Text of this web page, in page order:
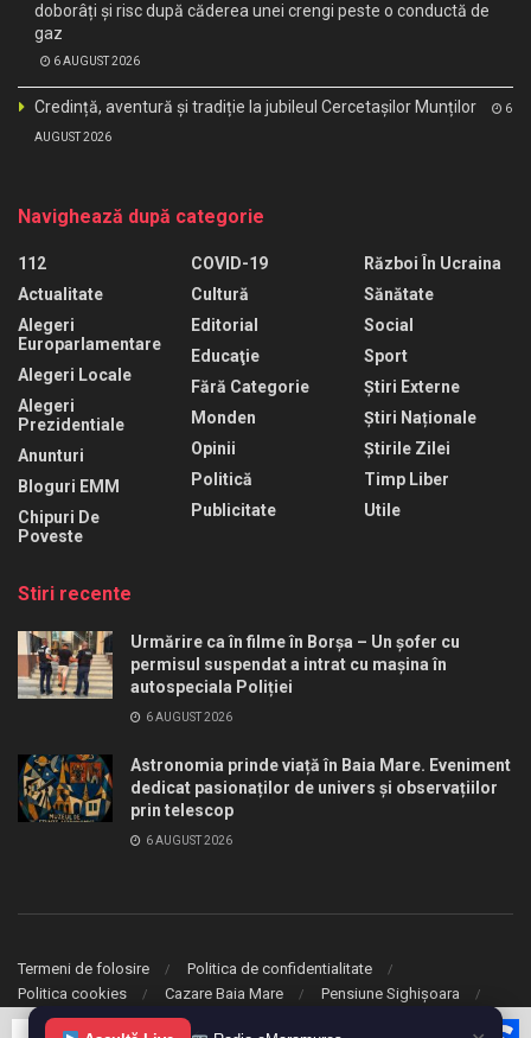
doborâți și risc după căderea unei crengi peste o conductă de
gaz
6 AUGUST 2026
Credință, aventură și tradiție la jubileul Cercetașilor Munților 6
AUGUST 2026
Navighează după categorie
112
Actualitate
Alegeri
Europarlamentare
Alegeri Locale
Alegeri
Prezidentiale
Anunturi
Bloguri EMM
Chipuri De
Poveste
COVID-19
Cultură
Editorial
Educaţie
Fără Categorie
Monden
Opinii
Politică
Publicitate
Război În Ucraina
Sănătate
Social
Sport
Știri Externe
Știri Naționale
Știrile Zilei
Timp Liber
Utile
Stiri recente
Urmărire ca în filme în Borșa – Un șofer cu
permisul suspendat a intrat cu mașina în
autospeciala Poliției
6 AUGUST 2026
Astronomia prinde viață în Baia Mare. Eveniment
dedicat pasionaților de univers și observațiilor
prin telescop
6 AUGUST 2026
Termeni de folosire
Politica de confidentialitate
Politica cookies
Cazare Baia Mare Pensiune Sighișoara